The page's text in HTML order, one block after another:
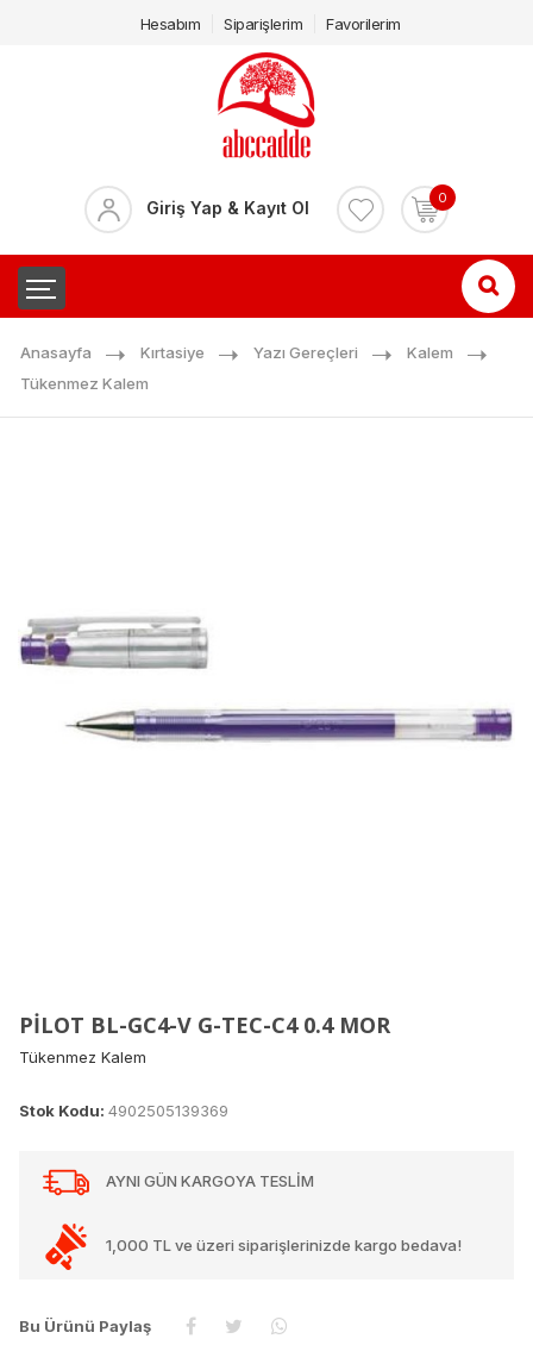
Hesabım Siparişlerim Favorilerim
Giriş Yap & Kayıt Ol 0
Anasayfa Kırtasiye Yazı Gereçleri
Kalem
Tükenmez Kalem
PİLOT BL-GC4-V G-TEC-C4 0.4 MOR
Tükenmez Kalem
Stok Kodu: 4902505139369
AYNI GÜN KARGOYA TESLİM
1,000 TL ve üzeri siparişlerinizde kargo bedava!
Bu Ürünü Paylaş